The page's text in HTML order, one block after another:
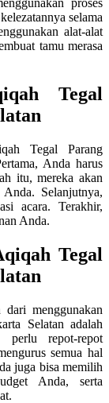
proses
selama
alat-alat
tamu merasa
Tegal
Tegal Parang
Anda harus
itu, mereka akan
Anda. Selanjutnya,
acara. Terakhir,
Anda.
Tegal
menggunakan
Selatan adalah
perlu repot-repot
semua hal
juga bisa memilih
Anda, serta